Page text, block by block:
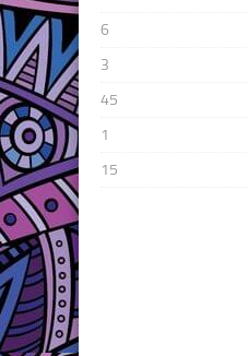
6
3
45
1
15